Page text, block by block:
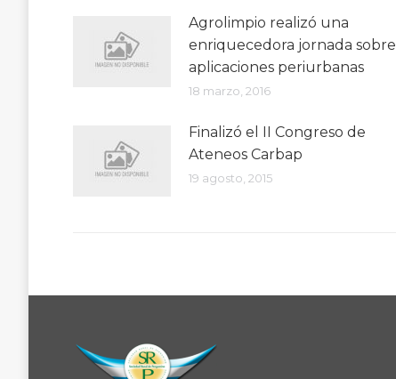
Agrolimpio realizó una
enriquecedora jornada sobre
aplicaciones periurbanas
18 marzo, 2016
Finalizó el II Congreso de
Ateneos Carbap
19 agosto, 2015